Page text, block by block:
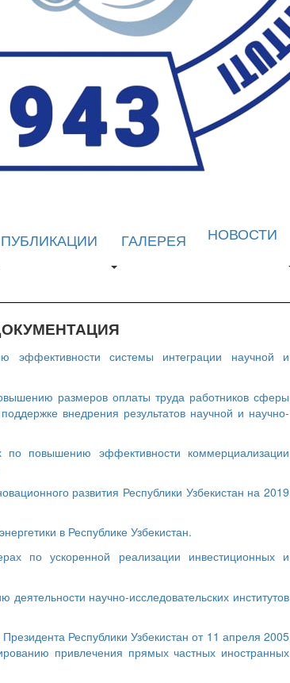
ПУБЛИКАЦИИ ГАЛЕРЕЯ НОВОСТИ
системы интеграции научной и
размеров оплаты труда работников сферы
внедрения результатов научной и научно-
повышению эффективности коммерциализации
развития Республики Узбекистан на 2019
в Республике Узбекистан.
по ускоренной реализации инвестиционных и
научно-исследовательских институтов
Республики Узбекистан от 11 апреля 2005
привлечения прямых частных иностранных